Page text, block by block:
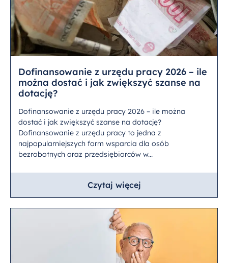
Dofinansowanie z urzędu pracy 2026 – ile
można dostać i jak zwiększyć szanse na
dotację?
Dofinansowanie z urzędu pracy 2026 – ile można
dostać i jak zwiększyć szanse na dotację?
Dofinansowanie z urzędu pracy to jedna z
najpopularniejszych form wsparcia dla osób
bezrobotnych oraz przedsiębiorców w...
Czytaj więcej